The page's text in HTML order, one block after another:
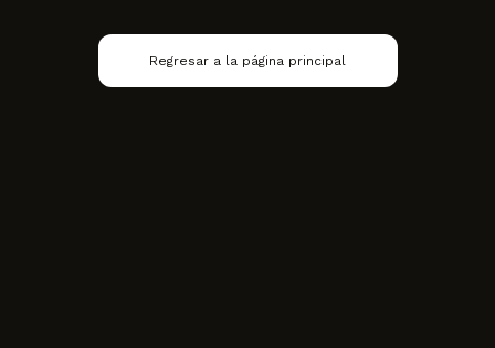
Regresar a la página principal